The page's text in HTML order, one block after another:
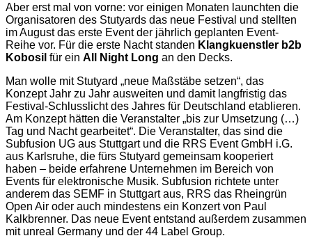
Aber erst mal von vorne: vor einigen Monaten launchten die
Organisatoren des Stutyards das neue Festival und stellten
im August das erste Event der jährlich geplanten Event-
Reihe vor. Für die erste Nacht standen Klangkuenstler b2b
Kobosil für ein All Night Long an den Decks.
Man wolle mit Stutyard „neue Maßstäbe setzen“, das
Konzept Jahr zu Jahr ausweiten und damit langfristig das
Festival-Schlusslicht des Jahres für Deutschland etablieren.
Am Konzept hätten die Veranstalter „bis zur Umsetzung (…)
Tag und Nacht gearbeitet“. Die Veranstalter, das sind die
Subfusion UG aus Stuttgart und die RRS Event GmbH i.G.
aus Karlsruhe, die fürs Stutyard gemeinsam kooperiert
haben – beide erfahrene Unternehmen im Bereich von
Events für elektronische Musik. Subfusion richtete unter
anderem das SEMF in Stuttgart aus, RRS das Rheingrün
Open Air oder auch mindestens ein Konzert von Paul
Kalkbrenner. Das neue Event entstand außerdem zusammen
mit unreal Germany und der 44 Label Group.